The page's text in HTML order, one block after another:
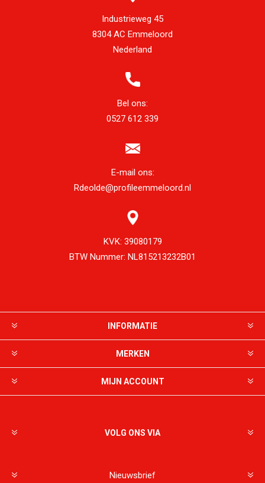
Industrieweg 45
8304 AC Emmeloord
Nederland
Bel ons:
0527 612 339
E-mail ons:
Rdeolde@profileemmeloord.nl
KVK: 39080179
BTW Nummer: NL815213232B01
INFORMATIE
MERKEN
MIJN ACCOUNT
VOLG ONS VIA
Nieuwsbrief